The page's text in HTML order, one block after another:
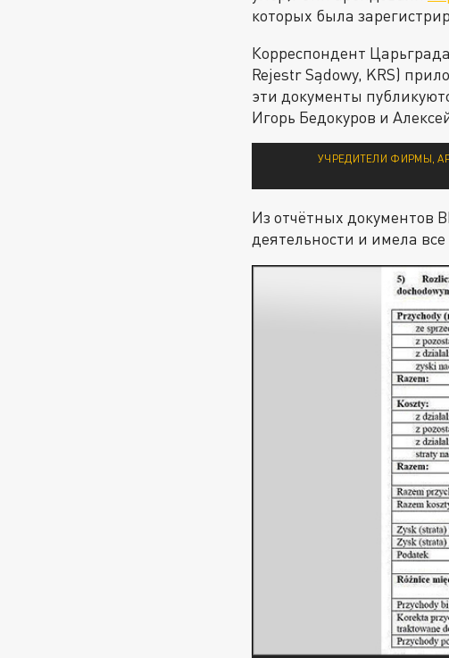
которых была
Корреспондент
Rejestr Sądowy, KRS)
эти документы
Игорь Бедокуров и
УЧРЕДИТЕЛИ ФИРМЫ,
Из отчётных документов
деятельности и имела